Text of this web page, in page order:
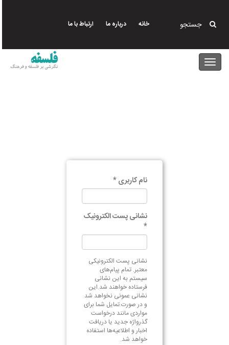
محتوای
جستجو خانه درباره ما ارتباط با ما
تب‌های
فعال)
نام کاربری*
نشانی پست الکترونیک
*
نشانی پست الکترونیکی
معتبر. تمام پیام‌های
سیستم به این نشانی
فرستاده خواهند شد.این
نشانی عمونی نخواهد شد
و در صورت تمایل شما برای
مواردی مانند درخواست
گذرواژه جدید یا دریافت
اخبار و اطلاعیه‌ها استفاده
خواهد شد.